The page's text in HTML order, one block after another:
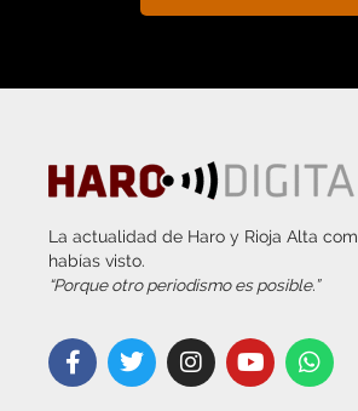
La actualidad de Haro y Rioja Alta
habías visto.
“Porque otro periodismo es posible.”